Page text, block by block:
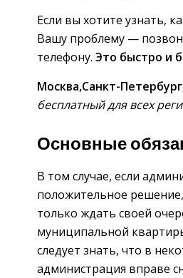
Если вы хотите узнать,
Вашу проблему —
телефону. Это быстро и
Москва,Санкт-
бесплатный для всех
Основные
В том случае, если
положительное решение,
только ждать своей
муниципальной
следует знать, что в
администрация вправе